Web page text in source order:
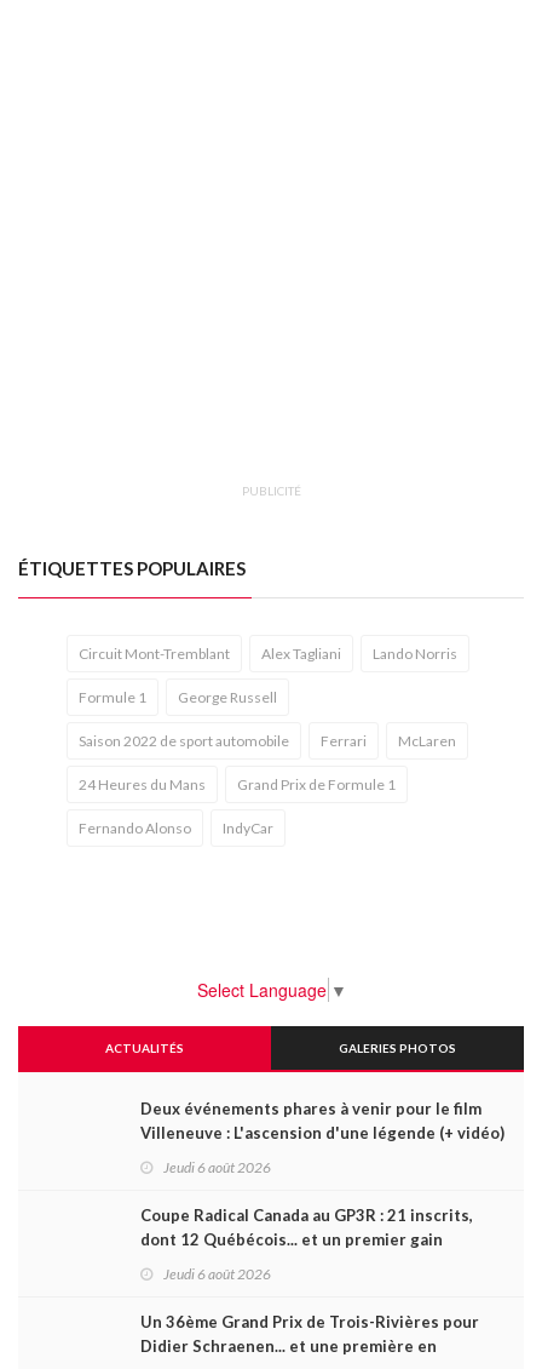
PUBLICITÉ
ÉTIQUETTES POPULAIRES
Circuit Mont-Tremblant Alex Tagliani Lando Norris
Formule 1 George Russell
Saison 2022 de sport automobile Ferrari McLaren
24 Heures du Mans Grand Prix de Formule 1
Fernando Alonso IndyCar
Select Language ▼
ACTUALITÉS GALERIES PHOTOS
Deux événements phares à venir pour le film
Villeneuve : L'ascension d'une légende (+ vidéo)
Jeudi 6 août 2026
Coupe Radical Canada au GP3R : 21 inscrits,
dont 12 Québécois... et un premier gain
Jeudi 6 août 2026
Un 36ème Grand Prix de Trois-Rivières pour
Didier Schraenen... et une première en